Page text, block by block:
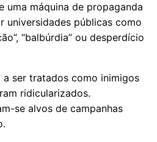
uma máquina de propaganda
universidades públicas como
“balbúrdia” ou desperdício
a ser tratados como inimigos
ridicularizados.
se alvos de campanhas